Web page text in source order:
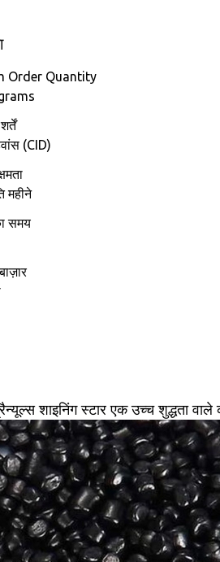
Order Quantity
(CID)
महीने
समय
शाइनिंग स्टार एक उच्च शुद्धता